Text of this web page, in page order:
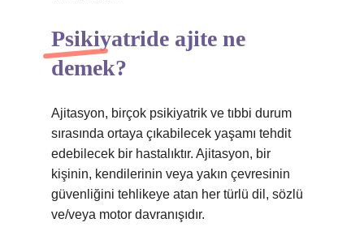
Psikiyatride ajite ne
demek?
Ajitasyon, birçok psikiyatrik ve tıbbi durum
sırasında ortaya çıkabilecek yaşamı tehdit
edebilecek bir hastalıktır. Ajitasyon, bir
kişinin, kendilerinin veya yakın çevresinin
güvenliğini tehlikeye atan her türlü dil, sözlü
ve/veya motor davranışıdır.